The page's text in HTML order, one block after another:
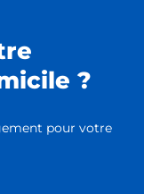
?
pour votre